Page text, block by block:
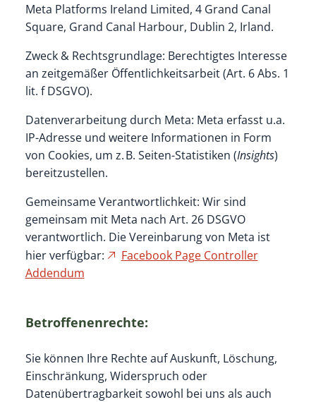
Meta Platforms Ireland Limited, 4 Grand Canal
Square, Grand Canal Harbour, Dublin 2, Irland.
Zweck & Rechtsgrundlage: Berechtigtes Interesse
an zeitgemäßer Öffentlichkeitsarbeit (Art. 6 Abs. 1
lit. f DSGVO).
Datenverarbeitung durch Meta: Meta erfasst u.a.
IP-Adresse und weitere Informationen in Form
von Cookies, um z. B. Seiten-Statistiken (Insights)
bereitzustellen.
Gemeinsame Verantwortlichkeit: Wir sind
gemeinsam mit Meta nach Art. 26 DSGVO
verantwortlich. Die Vereinbarung von Meta ist
hier verfügbar:
Facebook Page Controller
Addendum
Betroffenenrechte:
Sie können Ihre Rechte auf Auskunft, Löschung,
Einschränkung, Widerspruch oder
Datenübertragbarkeit sowohl bei uns als auch